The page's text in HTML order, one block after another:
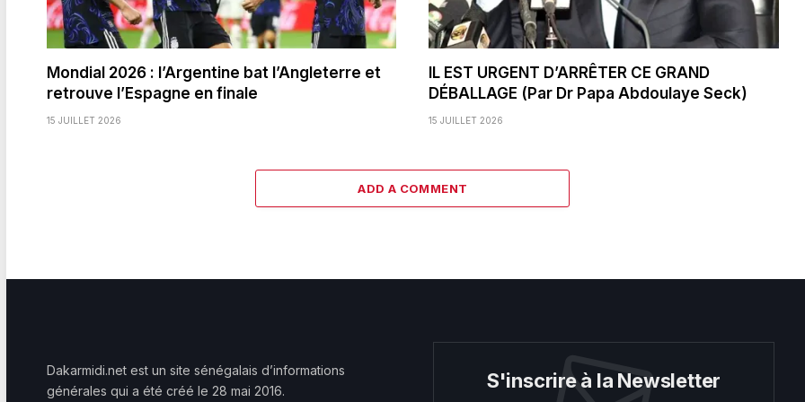
Mondial 2026 : l’Argentine bat l’Angleterre et
retrouve l’Espagne en finale
15 JUILLET 2026
IL EST URGENT D’ARRÊTER CE GRAND
DÉBALLAGE (Par Dr Papa Abdoulaye Seck)
15 JUILLET 2026
ADD A COMMENT
Dakarmidi.net est un site sénégalais d’informations
générales qui a été créé le 28 mai 2016.
S'inscrire à la Newsletter